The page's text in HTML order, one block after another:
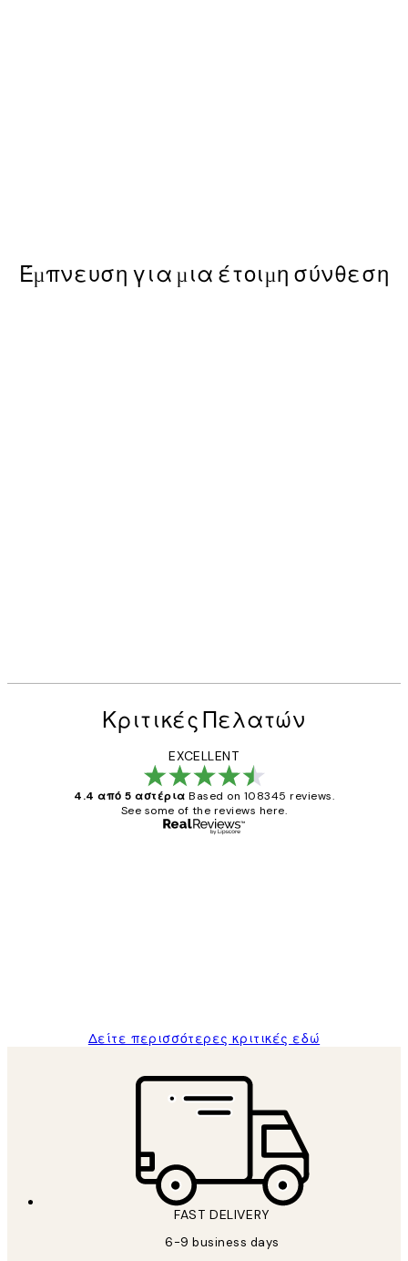
Έμπνευση για μια έτοιμη σύνθεση
Κριτικές Πελατών
EXCELLENT
4.4 από 5 αστέρια Based on 108345 reviews.
See some of the reviews here.
Δείτε περισσότερες κριτικές εδώ
FAST DELIVERY
6-9 business days